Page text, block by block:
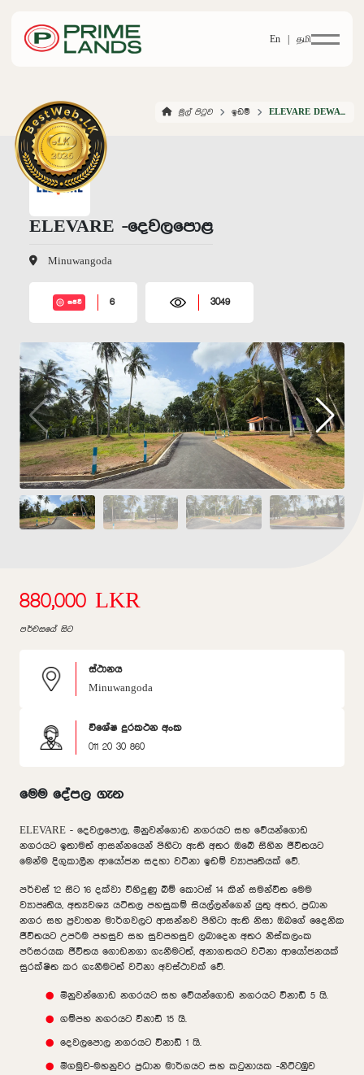
En | தமி
මුල් පිටුව ඉඩම් ELEVARE DEWALAPOLA
ELEVARE -දෙවලපොළ
Minuwangoda
සජීවී 6 3049
880,000 LKR
පර්චසයේ සිට
ස්ථානය
Minuwangoda
විශේෂ දුරකථන අංක
011 20 30 860
මෙම දේපල ගැන
ELEVARE - දෙවලපොල, මිනුවන්ගොඩ නගරයට සහ වේයන්ගොඩ
නගරයට ඉතාමත් ආසන්නයෙන් පිහිටා ඇති අතර ඔබේ සිහින ජීවිතයට
මෙන්ම දිගුකාලීන ආයෝජන සදහා වටිනා ඉඩම් ව්‍යාපෘතියක් වේ.
පර්චස් 12 සිට 16 දක්වා විහිදුණු බිම් කොටස් 14 කින් සමන්විත මෙම
ව්‍යාපෘතිය, අත්‍යවශ්‍ය යටිතල පහසුකම් සියල්ලන්ගෙන් යුතු අතර, ප්‍රධාන
නගර සහ ප්‍රවාහන මාර්ගවලට ආසන්නව පිහිටා ඇති නිසා ඔබගේ දෛනික
ජීවිතයට උපරිම පහසුව සහ සුවපහසුව ලබාදෙන අතර නිස්කලංක
පරිසරයක ජීවිතය ගොඩනගා ගැනීමටත්, අනාගතයට වටිනා ආයෝජනයක්
සුරක්ෂිත කර ගැනීමටත් වටිනා අවස්ථාවක් වේ.
මිනුවන්ගොඩ නගරයට සහ වේයන්ගොඩ නගරයට විනාඩි 5 යි.
ගම්පහ නගරයට විනාඩි 15 යි.
දෙවලපොල නගරයට විනාඩි 1 යි.
මීගමුව-මහනුවර ප්‍රධාන මාර්ගයට සහ කටුනායක -නිට්ටඹුව